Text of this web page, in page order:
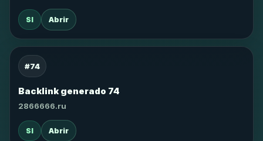
SI Abrir
#74
Backlink generado 74
2866666.ru
SI Abrir